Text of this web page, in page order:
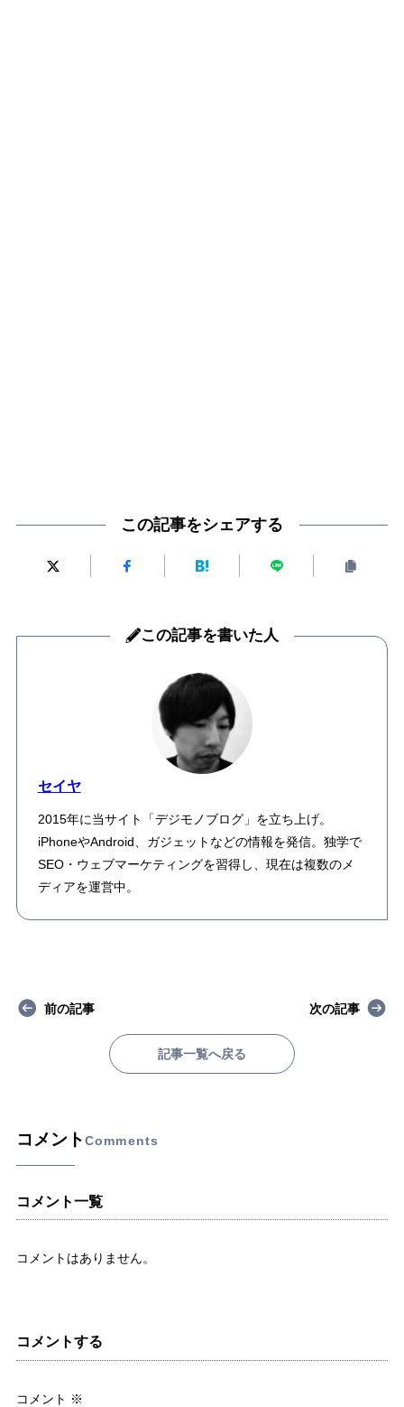
この記事をシェアする
この記事を書いた人
セイヤ
2015年に当サイト「デジモノブログ」を立ち上げ。
iPhoneやAndroid、ガジェットなどの情報を発信。独学で
SEO・ウェブマーケティングを習得し、現在は複数のメ
ディアを運営中。
前の記事
記事一覧へ戻る
次の記事
コメントComments
コメント一覧
コメントはありません。
コメントする
コメント ※